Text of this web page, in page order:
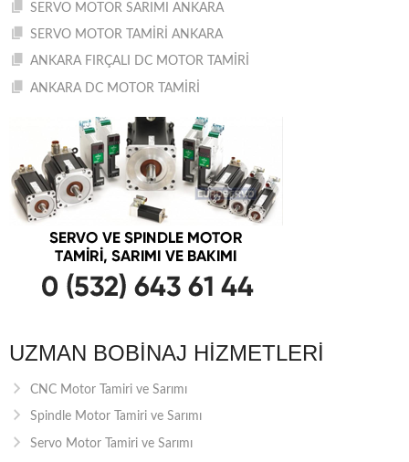
SERVO MOTOR SARIMI ANKARA
SERVO MOTOR TAMİRİ ANKARA
ANKARA FIRÇALI DC MOTOR TAMİRİ
ANKARA DC MOTOR TAMİRİ
UZMAN BOBINAJ HIZMETLERI
CNC Motor Tamiri ve Sarımı
Spindle Motor Tamiri ve Sarımı
Servo Motor Tamiri ve Sarımı